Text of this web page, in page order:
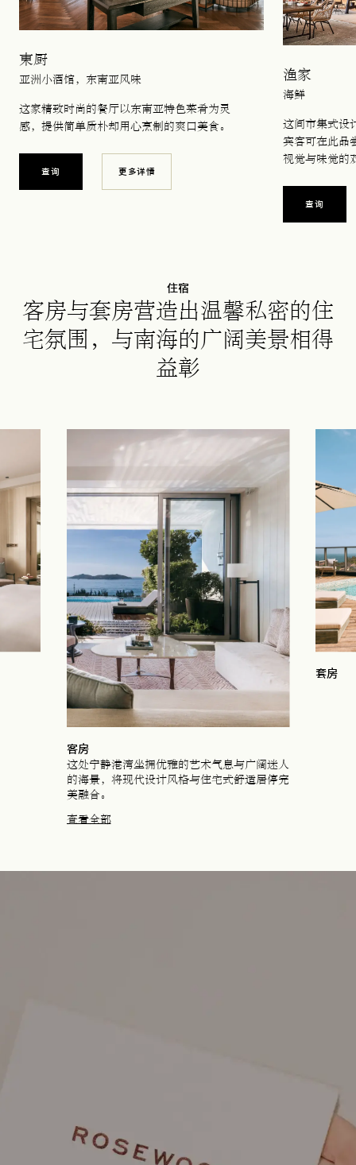
東厨
亚洲小酒馆，东南亚风味
这家精致时尚的餐厅以东南亚特色菜肴为灵
感，提供简单质朴却用心烹制的爽口美食。
查询 更多详情
渔家
海鲜
这间市集式设
宾客可在此品
视觉与味觉的
查询在新标签
住宿
客房与套房营造出温馨私密的住
宅氛围，与南海的广阔美景相得
益彰
客房
这处宁静港湾坐拥优雅的艺术气息与广阔迷人
的海景，将现代设计风格与住宅式舒适居停完
美融合。
查看全部
套房